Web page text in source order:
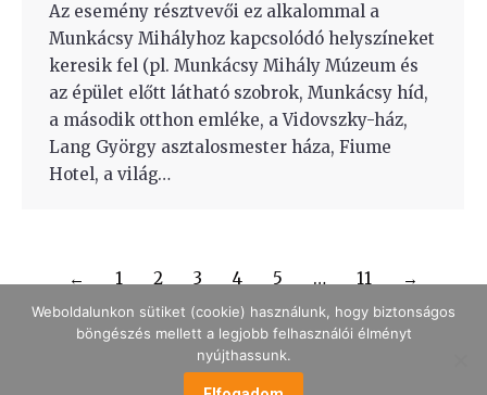
Az esemény résztvevői ez alkalommal a
Munkácsy Mihályhoz kapcsolódó helyszíneket
keresik fel (pl. Munkácsy Mihály Múzeum és
az épület előtt látható szobrok, Munkácsy híd,
a második otthon emléke, a Vidovszky-ház,
Lang György asztalosmester háza, Fiume
Hotel, a világ…
← 1 2 3 4 5 … 11 →
Weboldalunkon sütiket (cookie) használunk, hogy biztonságos
böngészés mellett a legjobb felhasználói élményt
nyújthassunk.